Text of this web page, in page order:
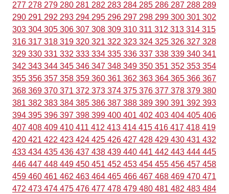
277 278 279 280 281 282 283 284 285 286 287 288 289
290 291 292 293 294 295 296 297 298 299 300 301 302
303 304 305 306 307 308 309 310 311 312 313 314 315
316 317 318 319 320 321 322 323 324 325 326 327 328
329 330 331 332 333 334 335 336 337 338 339 340 341
342 343 344 345 346 347 348 349 350 351 352 353 354
355 356 357 358 359 360 361 362 363 364 365 366 367
368 369 370 371 372 373 374 375 376 377 378 379 380
381 382 383 384 385 386 387 388 389 390 391 392 393
394 395 396 397 398 399 400 401 402 403 404 405 406
407 408 409 410 411 412 413 414 415 416 417 418 419
420 421 422 423 424 425 426 427 428 429 430 431 432
433 434 435 436 437 438 439 440 441 442 443 444 445
446 447 448 449 450 451 452 453 454 455 456 457 458
459 460 461 462 463 464 465 466 467 468 469 470 471
472 473 474 475 476 477 478 479 480 481 482 483 484